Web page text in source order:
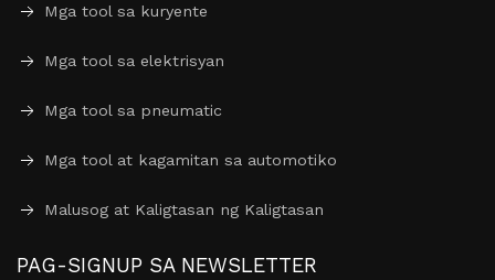
Mga tool sa kuryente
Mga tool sa elektrisyan
Mga tool sa pneumatic
Mga tool at kagamitan sa automotiko
Malusog at Kaligtasan ng Kaligtasan
PAG-SIGNUP SA NEWSLETTER